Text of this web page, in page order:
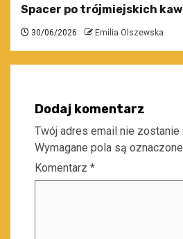
Spacer po trójmiejskich
30/06/2026 Emilia Olszewska
Dodaj komentarz
Twój adres email nie zostanie
Wymagane pola są oznaczone
Komentarz *